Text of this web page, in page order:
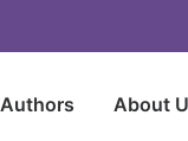
Authors About